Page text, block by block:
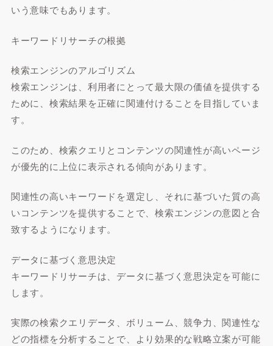
いう意味でもあります。
キーワードリサーチの根拠
検索エンジンのアルゴリズム
検索エンジンは、利用者にとって最大限の価値を提供する
ために、検索結果を正確に関連付けることを目指していま
す。
このため、検索クエリとコンテンツの関連性が高いページ
が優先的に上位に表示される傾向があります。
関連性の高いキーワードを選定し、それに基づいた質の高
いコンテンツを提供することで、検索エンジンの意図と合
致するようになります。
データに基づく意思決定
キーワードリサーチは、データに基づく意思決定を可能に
します。
実際の検索クエリデータ、ボリューム、競争力、関連性な
どの指標を分析することで、より効果的な戦略立案が可能